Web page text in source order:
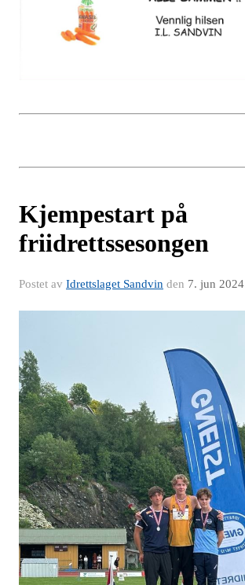
Kjempestart på
friidrettssesongen
Postet av Idrettslaget Sandvin den 7. jun 2024